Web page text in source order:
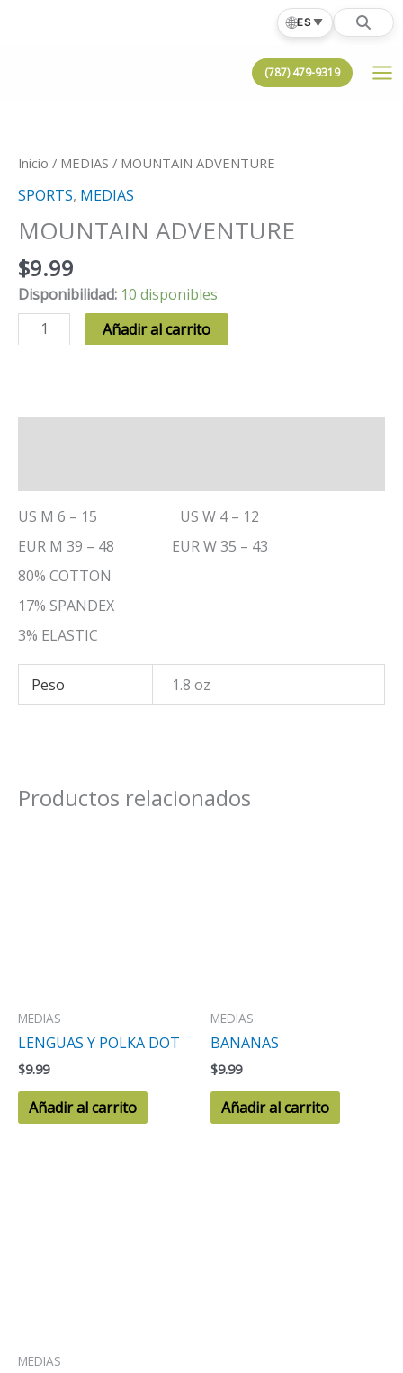
🌐ES▼
(787) 479-9319
Inicio / MEDIAS / MOUNTAIN ADVENTURE
SPORTS, MEDIAS
MOUNTAIN ADVENTURE
$9.99
Disponibilidad: 10 disponibles
MOUNTAIN
ADVENTURE
Añadir al carrito
US M 6 – 15 US W 4 – 12
EUR M 39 – 48 EUR W 35 – 43
80% COTTON
17% SPANDEX
3% ELASTIC
Peso 1.8 oz
Productos relacionados
MEDIAS
LENGUAS Y POLKA DOT
$9.99
Añadir al carrito
MEDIAS
BANANAS
$9.99
Añadir al carrito
MEDIAS